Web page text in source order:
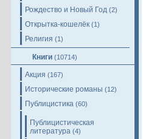
Рождество и Новый Год (2)
Открытка-кошелёк (1)
Религия (1)
Книги (10714)
Акция (167)
Исторические романы (12)
Публицистика (60)
Публицистическая
литература (4)